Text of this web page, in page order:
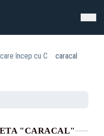
încep cu C caracal
"CARACAL"